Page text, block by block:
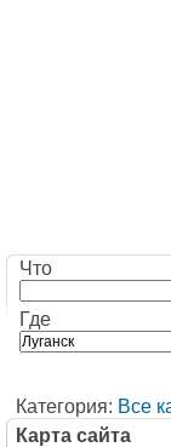
Что
Где
Категория: Все
Карта сайта